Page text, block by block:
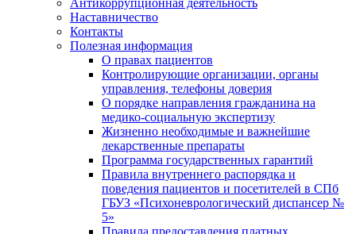
Антикоррупционная деятельность
Наставничество
Контакты
Полезная информация
О правах пациентов
Контролирующие организации, органы
управления, телефоны доверия
О порядке направления гражданина на
медико-социальную экспертизу
Жизненно необходимые и важнейшие
лекарственные препараты
Программа государственных гарантий
Правила внутреннего распорядка и
поведения пациентов и посетителей в СПб
ГБУЗ «Психоневрологический диспансер №
5»
Правила предоставления платных